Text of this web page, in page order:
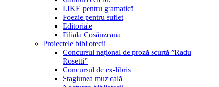
LIKE pentru gramatică
Poezie pentru suflet
Editoriale
Filiala Cosânzeana
Proiectele bibliotecii
Concursul național de proză scurtă ”Radu
Rosetti”
Concursul de ex-libris
Stagiunea muzicală